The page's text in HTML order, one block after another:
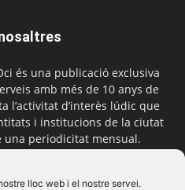
lloc web i el nostre servei.
és una publicació exclusiva
amb més de 10 anys de
l’activitat d’interès lúdic que
i institucions de la ciutat
una periodicitat mensual.